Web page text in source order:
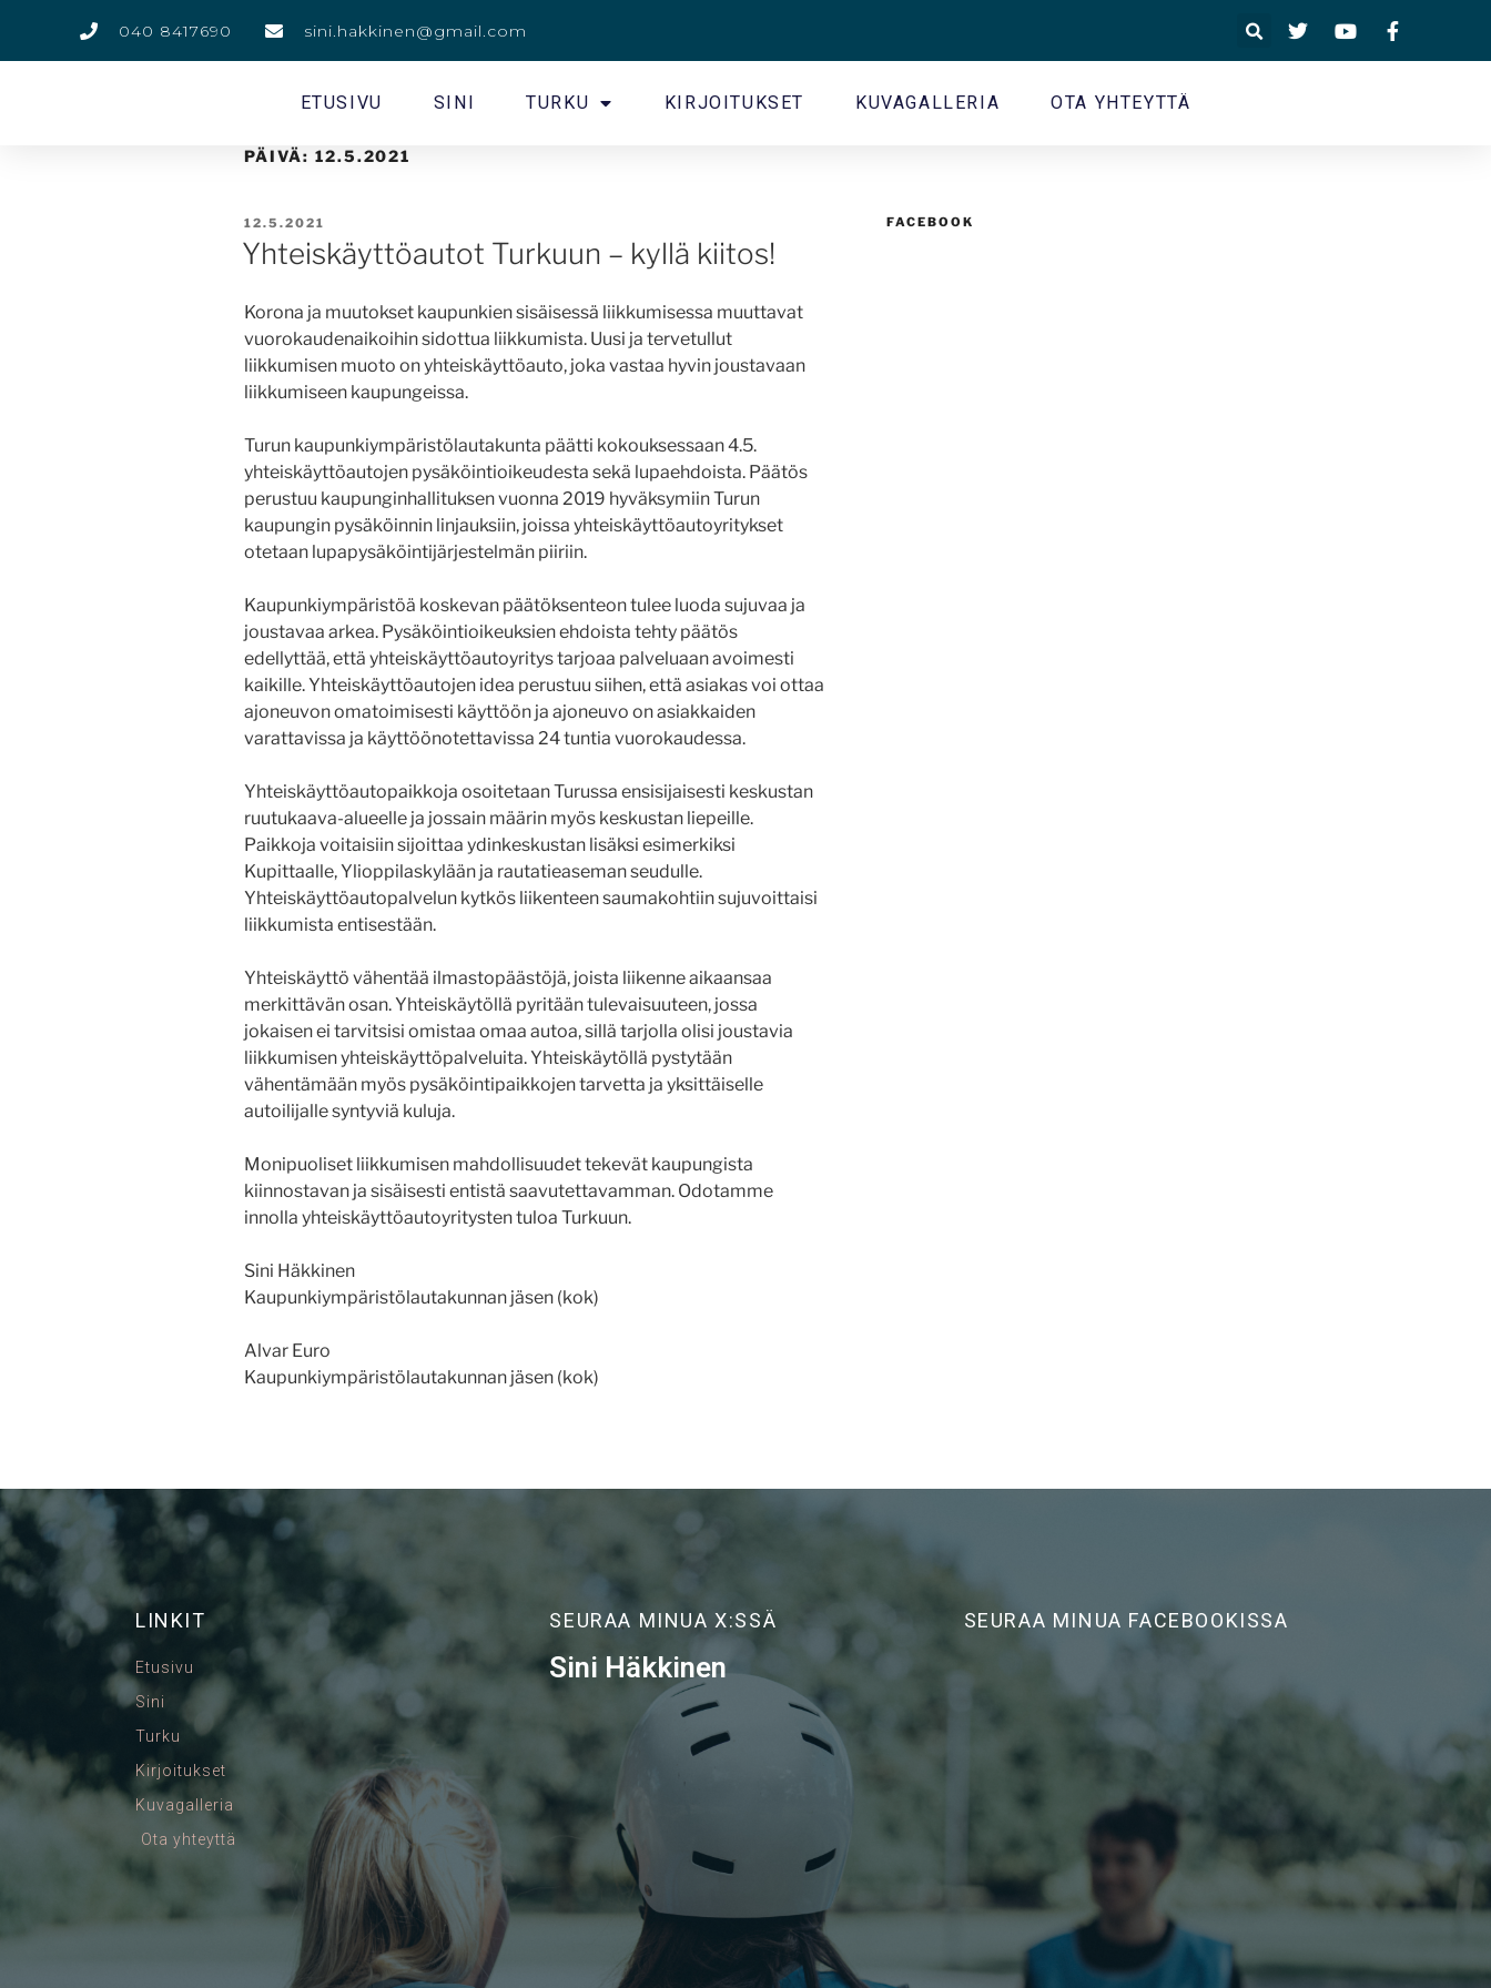
040 8417690 sini.hakkinen@gmail.com
ETUSIVU SINI TURKU KIRJOITUKSET KUVAGALLERIA OTA YHTEYTTÄ
PÄIVÄ: 12.5.2021
12.5.2021
Yhteiskäyttöautot Turkuun – kyllä kiitos!
Korona ja muutokset kaupunkien sisäisessä liikkumisessa muuttavat
vuorokaudenaikoihin sidottua liikkumista. Uusi ja tervetullut
liikkumisen muoto on yhteiskäyttöauto, joka vastaa hyvin joustavaan
liikkumiseen kaupungeissa.
Turun kaupunkiympäristölautakunta päätti kokouksessaan 4.5.
yhteiskäyttöautojen pysäköintioikeudesta sekä lupaehdoista. Päätös
perustuu kaupunginhallituksen vuonna 2019 hyväksymiin Turun
kaupungin pysäköinnin linjauksiin, joissa yhteiskäyttöautoyritykset
otetaan lupapysäköintijärjestelmän piiriin.
Kaupunkiympäristöä koskevan päätöksenteon tulee luoda sujuvaa ja
joustavaa arkea. Pysäköintioikeuksien ehdoista tehty päätös
edellyttää, että yhteiskäyttöautoyritys tarjoaa palveluaan avoimesti
kaikille. Yhteiskäyttöautojen idea perustuu siihen, että asiakas voi ottaa
ajoneuvon omatoimisesti käyttöön ja ajoneuvo on asiakkaiden
varattavissa ja käyttöönotettavissa 24 tuntia vuorokaudessa.
Yhteiskäyttöautopaikkoja osoitetaan Turussa ensisijaisesti keskustan
ruutukaava-alueelle ja jossain määrin myös keskustan liepeille.
Paikkoja voitaisiin sijoittaa ydinkeskustan lisäksi esimerkiksi
Kupittaalle, Ylioppilaskylään ja rautatieaseman seudulle.
Yhteiskäyttöautopalvelun kytkös liikenteen saumakohtiin sujuvoittaisi
liikkumista entisestään.
Yhteiskäyttö vähentää ilmastopäästöjä, joista liikenne aikaansaa
merkittävän osan. Yhteiskäytöllä pyritään tulevaisuuteen, jossa
jokaisen ei tarvitsisi omistaa omaa autoa, sillä tarjolla olisi joustavia
liikkumisen yhteiskäyttöpalveluita. Yhteiskäytöllä pystytään
vähentämään myös pysäköintipaikkojen tarvetta ja yksittäiselle
autoilijalle syntyviä kuluja.
Monipuoliset liikkumisen mahdollisuudet tekevät kaupungista
kiinnostavan ja sisäisesti entistä saavutettavamman. Odotamme
innolla yhteiskäyttöautoyritysten tuloa Turkuun.
Sini Häkkinen
Kaupunkiympäristölautakunnan jäsen (kok)
Alvar Euro
Kaupunkiympäristölautakunnan jäsen (kok)
FACEBOOK
LINKIT
Etusivu
Sini
Turku
Kirjoitukset
Kuvagalleria
Ota yhteyttä
SEURAA MINUA X:SSÄ
Sini Häkkinen
SEURAA MINUA FACEBOOKISSA